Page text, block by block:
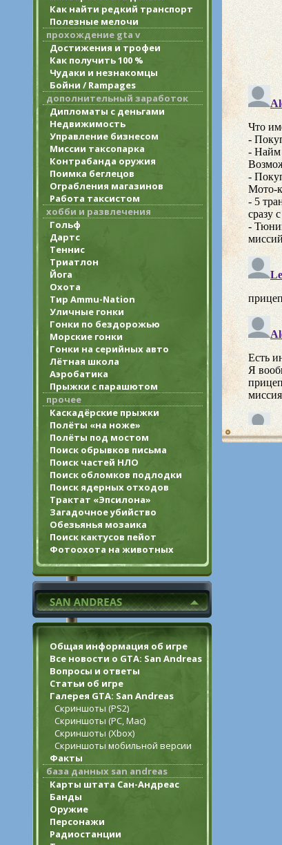
Как найти редкий транспорт
Полезные мелочи
прохождение gta v
Достижения и трофеи
Как получить 100 %
Чудаки и незнакомцы
Бойни / Rampages
дополнительный заработок
Дипломаты с деньгами
Недвижимость
Управление бизнесом
Миссии таксопарка
Контрабанда оружия
Поимка беглецов
Ограбления магазинов
Работа таксистом
хобби и развлечения
Гольф
Дартс
Теннис
Триатлон
Йога
Охота
Тир Ammu-Nation
Уличные гонки
Гонки по бездорожью
Морские гонки
Гонки на серийных авто
Лётная школа
Аэробатика
Прыжки с парашютом
прочее
Каскадёрские прыжки
Полёты «на ноже»
Полёты под мостом
Поиск обрывков письма
Поиск частей НЛО
Поиск обломков подлодки
Поиск ядерных отходов
Трактат «Эпсилона»
Загадочное убийство
Обезьянья мозаика
Поиск кактусов пейот
Фотоохота на животных
Общая информация об игре
Все новости о GTA: San Andreas
Вопросы и ответы
Статьи об игре
Галерея GTA: San Andreas
Скриншоты (PS2)
Скриншоты (PC, Mac)
Скриншоты (Xbox)
Скриншоты мобильной версии
Факты
база данных san andreas
Карты штата Сан-Андреас
Банды
Оружие
Персонажи
Радиостанции